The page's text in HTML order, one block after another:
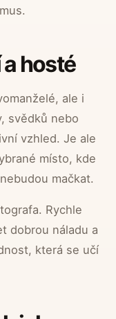
hosté
ale i
svědků nebo
vzhled. Je ale
místo, kde
mačkat.
Rychle
dobrou náladu a
která se učí